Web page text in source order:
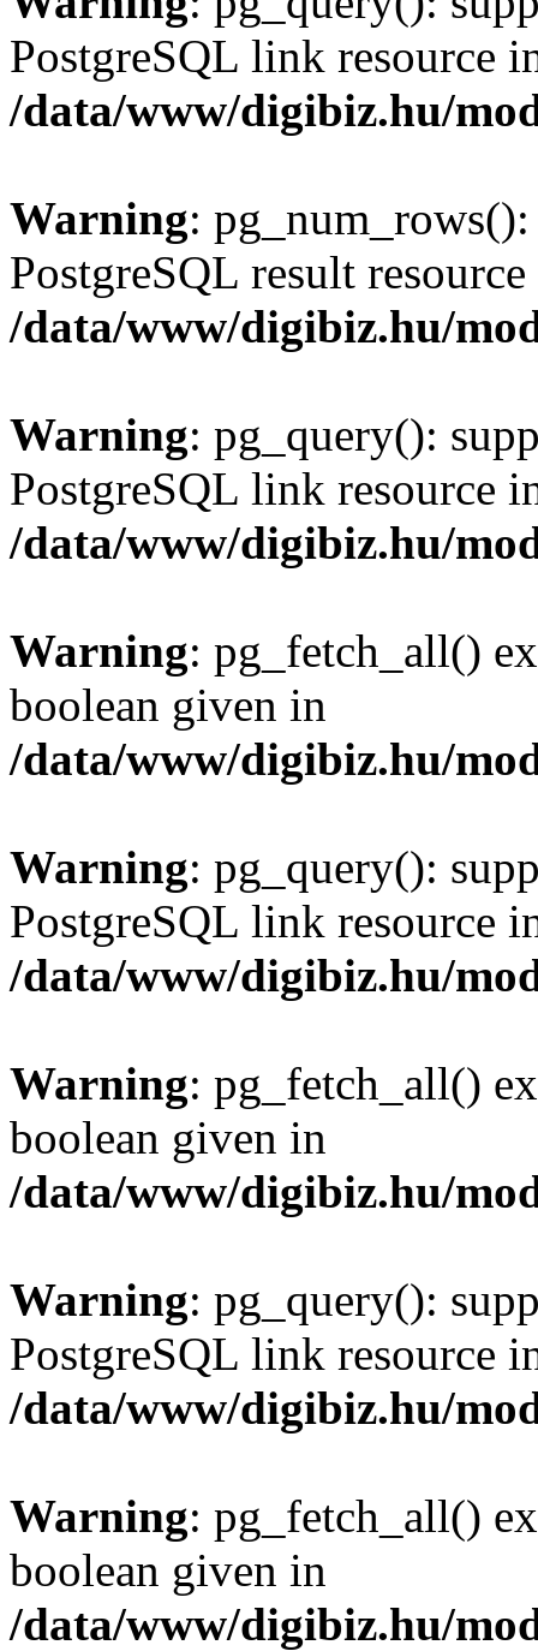
PostgreSQL link resource
/data/www/digibiz.hu/
Warning:
PostgreSQL result
/data/www/digibiz.hu/
Warning: pg_query():
PostgreSQL link resource
/data/www/digibiz.hu/
Warning: pg_fetch_all()
boolean given in
/data/www/digibiz.hu/
Warning: pg_query():
PostgreSQL link resource
/data/www/digibiz.hu/
Warning: pg_fetch_all()
boolean given in
/data/www/digibiz.hu/
Warning: pg_query():
PostgreSQL link resource
/data/www/digibiz.hu/
Warning: pg_fetch_all()
boolean given in
/data/www/digibiz.hu/